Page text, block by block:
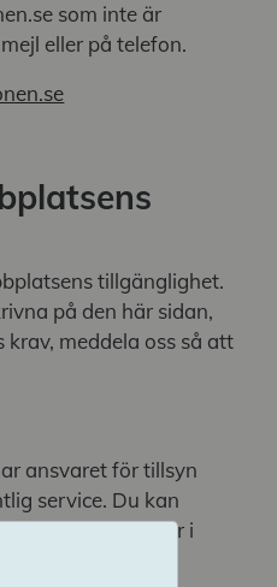
som inte är
eller på telefon.
tillgänglighet.
på den här sidan,
meddela oss så att
ansvaret för tillsyn
service. Du kan
service har brister i